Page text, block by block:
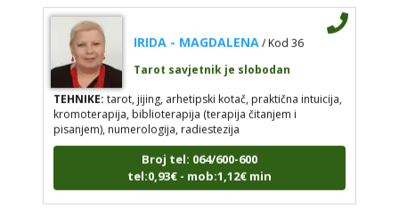
IRIDA - MAGDALENA / Kod 36
Tarot savjetnik je slobodan
TEHNIKE:tarot, jijing, arhetipski kotač, praktična intuicija,
kromoterapija, biblioterapija (terapija čitanjem i
pisanjem), numerologija, radiestezija
Broj tel: 064/600-600
tel:0,93€ - mob:1,12€ min